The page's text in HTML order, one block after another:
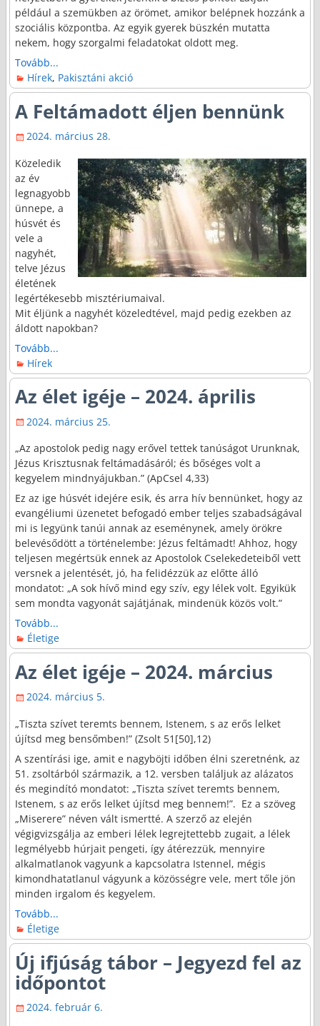
például a szemükben az örömet, amikor belépnek hozzánk a
szociális központba. Az egyik gyerek büszkén mutatta
nekem, hogy szorgalmi feladatokat oldott meg.
Tovább...
Hírek, Pakisztáni akció
A Feltámadott éljen bennünk
2024. március 28.
Közeledik
az év
legnagyobb
ünnepe, a
húsvét és
vele a
nagyhét,
telve Jézus
életének
legértékesebb misztériumaival.
Mit éljünk a nagyhét közeledtével, majd pedig ezekben az
áldott napokban?
Tovább...
Hírek
Az élet igéje – 2024. április
2024. március 25.
„Az apostolok pedig nagy erővel tettek tanúságot Urunknak,
Jézus Krisztusnak feltámadásáról; és bőséges volt a
kegyelem mindnyájukban.” (ApCsel 4,33)
Ez az ige húsvét idejére esik, és arra hív bennünket, hogy az
evangéliumi üzenetet befogadó ember teljes szabadságával
mi is legyünk tanúi annak az eseménynek, amely örökre
belevésődött a történelembe: Jézus feltámadt! Ahhoz, hogy
teljesen megértsük ennek az Apostolok Cselekedeteiből vett
versnek a jelentését, jó, ha felidézzük az előtte álló
mondatot: „A sok hívő mind egy szív, egy lélek volt. Egyikük
sem mondta vagyonát sajátjának, mindenük közös volt.”
Tovább...
Életige
Az élet igéje – 2024. március
2024. március 5.
„Tiszta szívet teremts bennem, Istenem, s az erős lelket
újítsd meg bensőmben!” (Zsolt 51[50],12)
A szentírási ige, amit e nagyböjti időben élni szeretnénk, az
51. zsoltárból származik, a 12. versben találjuk az alázatos
és megindító mondatot: „Tiszta szívet teremts bennem,
Istenem, s az erős lelket újítsd meg bennem!”. Ez a szöveg
„Miserere” néven vált ismertté. A szerző az elején
végigvizsgálja az emberi lélek legrejtettebb zugait, a lélek
legmélyebb húrjait pengeti, így átérezzük, mennyire
alkalmatlanok vagyunk a kapcsolatra Istennel, mégis
kimondhatatlanul vágyunk a közösségre vele, mert tőle jön
minden irgalom és kegyelem.
Tovább...
Életige
Új ifjúság tábor – Jegyezd fel az
időpontot
2024. február 6.